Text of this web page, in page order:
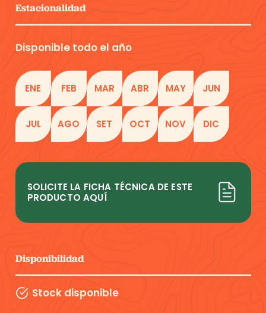
Estacionalidad
Disponible todo el año
ENE FEB MAR ABR MAY JUN
JUL AGO SET OCT NOV DIC
SOLICITE LA FICHA TÉCNICA DE ESTE
PRODUCTO AQUÍ
Disponibilidad
Stock disponible